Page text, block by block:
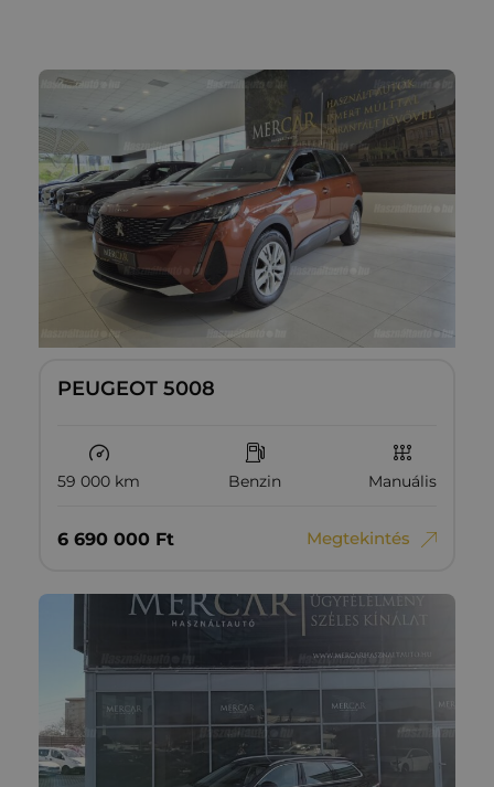
PEUGEOT 5008
59 000 km Benzin Manuális
6‏‏‎ ‎690‏‏‎ ‎000 Ft Megtekintés